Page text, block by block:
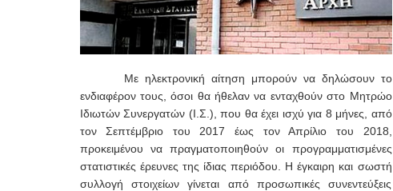
Με ηλεκτρονική αίτηση μπορούν να δηλώσουν το
ενδιαφέρον τους, όσοι θα ήθελαν να ενταχθούν στο Μητρώο
Ιδιωτών Συνεργατών (Ι.Σ.), που θα έχει ισχύ για 8 μήνες, από
τον Σεπτέμβριο του 2017 έως τον Απρίλιο του 2018,
προκειμένου να πραγματοποιηθούν οι προγραμματισμένες
στατιστικές έρευνες της ίδιας περιόδου. Η έγκαιρη και σωστή
συλλογή στοιχείων γίνεται από προσωπικές συνεντεύξεις